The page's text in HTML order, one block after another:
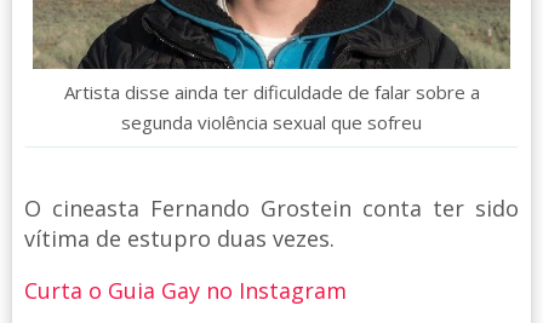
Artista disse ainda ter dificuldade de falar sobre a
segunda violência sexual que sofreu
O cineasta Fernando Grostein conta ter sido
vítima de estupro duas vezes.
Curta o Guia Gay no Instagram